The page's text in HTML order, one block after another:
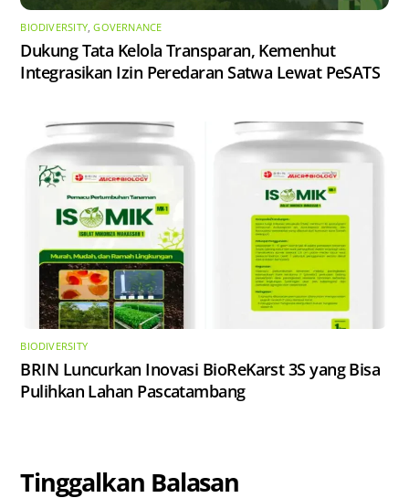
BIODIVERSITY,GOVERNANCE
Dukung Tata Kelola Transparan, Kemenhut
Integrasikan Izin Peredaran Satwa Lewat PeSATS
BIODIVERSITY
​BRIN Luncurkan Inovasi BioReKarst 3S yang Bisa
Pulihkan Lahan Pascatambang
Tinggalkan Balasan